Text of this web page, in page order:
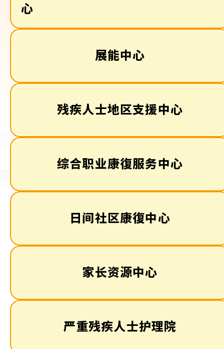
心
展能中心
残疾人士地区支援中心
综合职业康復服务中心
日间社区康復中心
家长资源中心
严重残疾人士护理院